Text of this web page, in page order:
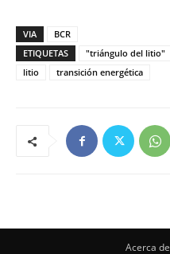
VIA
BCR
ETIQUETAS
"triángulo del litio"
litio
transición energética
Acerca de